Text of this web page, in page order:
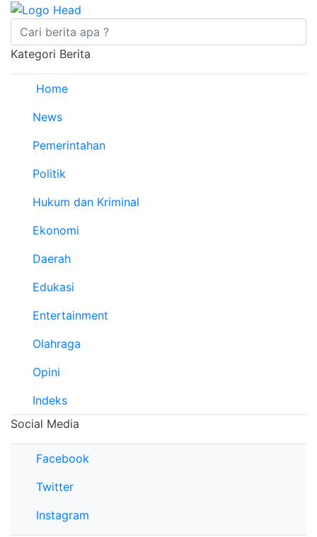
Kategori Berita
Home
News
Pemerintahan
Politik
Hukum dan Kriminal
Ekonomi
Daerah
Edukasi
Entertainment
Olahraga
Opini
Indeks
Social Media
Facebook
Twitter
Instagram